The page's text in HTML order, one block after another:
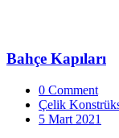
Bahçe Kapıları
0 Comment
Çelik
5 Mart 2021